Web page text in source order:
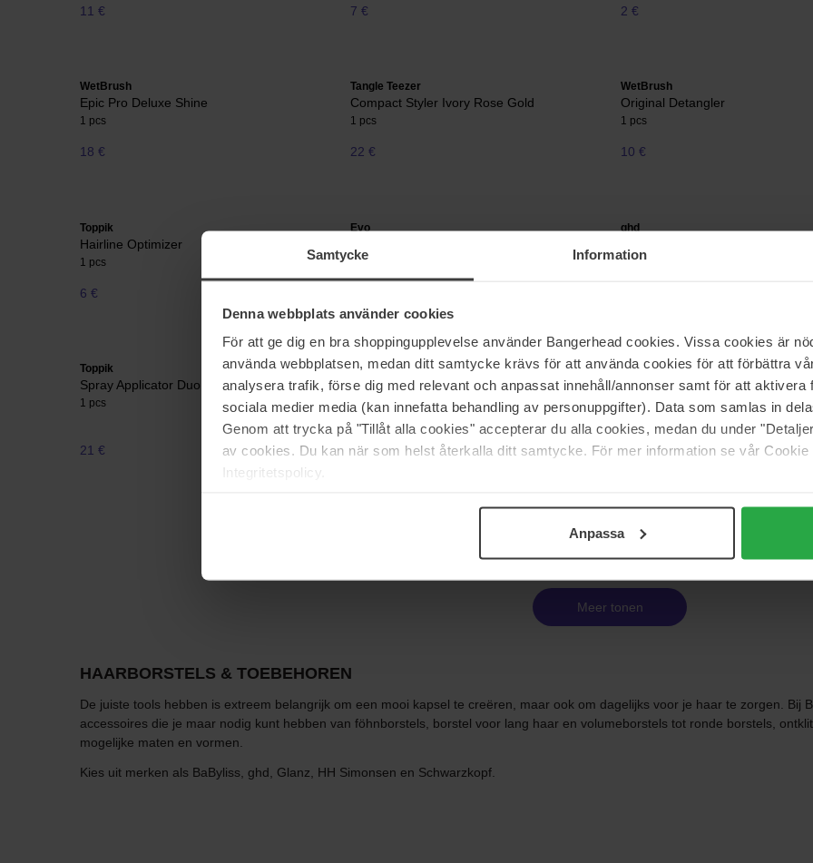
Samtycke Information
Denna webbplats använder cookies
För att ge dig en bra shoppingupplevelse använder Bangerhead cookies. Vissa cookies är
använda webbplatsen, medan ditt samtycke krävs för att använda cookies för att förbättra
analysera trafik, förse dig med relevant och anpassat innehåll/annonser samt för att aktivera
sociala medier media (kan innefatta behandling av personuppgifter). Data som samlas in
Genom att trycka på "Tillåt alla cookies" accepterar du alla cookies, medan du under
av cookies. Du kan när som helst återkalla ditt samtycke. För mer information se vår
Integritetspolicy.
Anpassa
11 € 7 € 2 €
WetBrush
Epic Pro Deluxe Shine
1 pcs
18 €
Tangle Teezer
Compact Styler Ivory Rose Gold
1 pcs
22 €
WetBrush
Original Detangler
1 pcs
10 €
Toppik
Hairline Optimizer
1 pcs
6 €
Evo
Pete Ionic Paddle Brush
ghd
1 pcs
Toppik
Spray Applicator Duo
1 pcs
21 €
Evo
Conrad Bristle Paddle Brush
1 pcs
41 €
Briogeo
Scalp Revival™ Stimulating
Massager
21 €
Pagina 1 van 5
Meer tonen
HAARBORSTELS & TOEBEHOREN
De juiste tools hebben is extreem belangrijk om een mooi kapsel te creëren, maar ook om dagelijks voor je haar te zorgen. Bij
accessoires die je maar nodig kunt hebben van föhnborstels, borstel voor lang haar en volumeborstels tot ronde borstels,
mogelijke maten en vormen.
Kies uit merken als BaByliss, ghd, Glanz, HH Simonsen en Schwarzkopf.